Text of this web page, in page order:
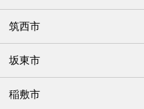
筑西市
坂東市
稲敷市